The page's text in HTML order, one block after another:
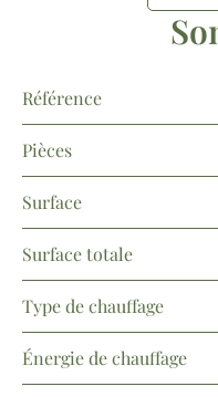
Référence
Pièces
Surface
Surface totale
Type de chauffage
Énergie de chauffage